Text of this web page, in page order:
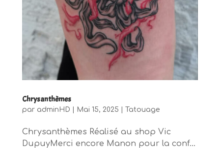
Chrysanthèmes
par adminHD Mai 15, 2025 Tatouage
Chrysanthèmes Réalisé au shop Vic
DupuyMerci encore Manon pour la conf...